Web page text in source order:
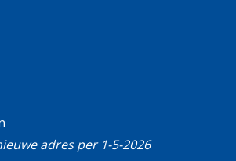
adres per 1-5-2026